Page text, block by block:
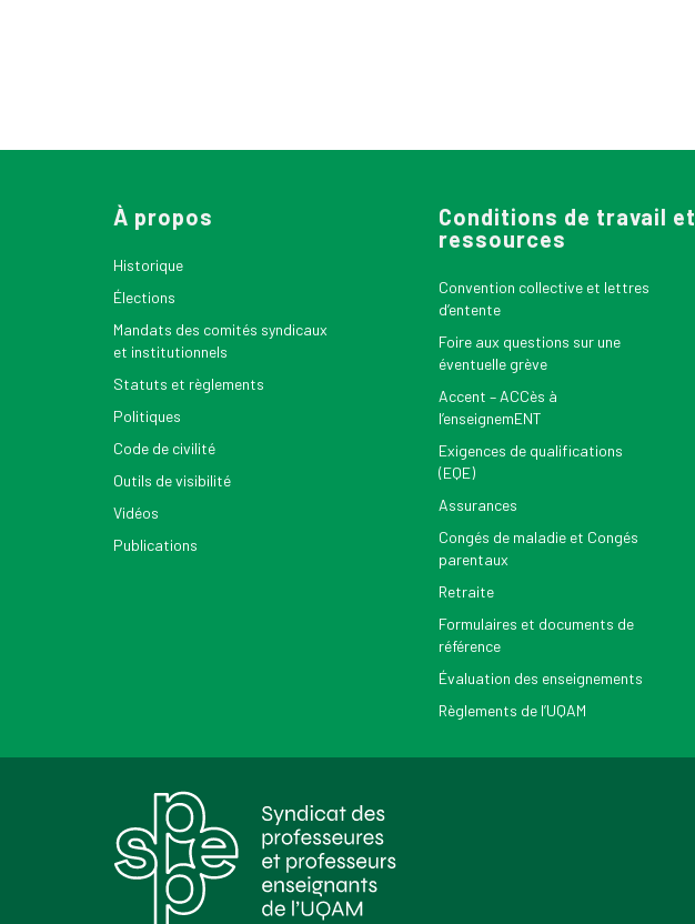
À propos
Historique
Élections
Mandats des comités syndicaux
et institutionnels
Statuts et règlements
Politiques
Code de civilité
Outils de visibilité
Vidéos
Publications
Conditions de travail et
ressources
Convention collective et lettres
d’entente
Foire aux questions sur une
éventuelle grève
Accent – ACCès à
l’enseignemENT
Exigences de qualifications
(EQE)
Assurances
Congés de maladie et Congés
parentaux
Retraite
Formulaires et documents de
référence
Évaluation des enseignements
Règlements de l’UQAM